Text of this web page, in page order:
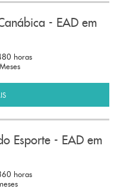
- EAD em
horas
Esporte - EAD em
horas